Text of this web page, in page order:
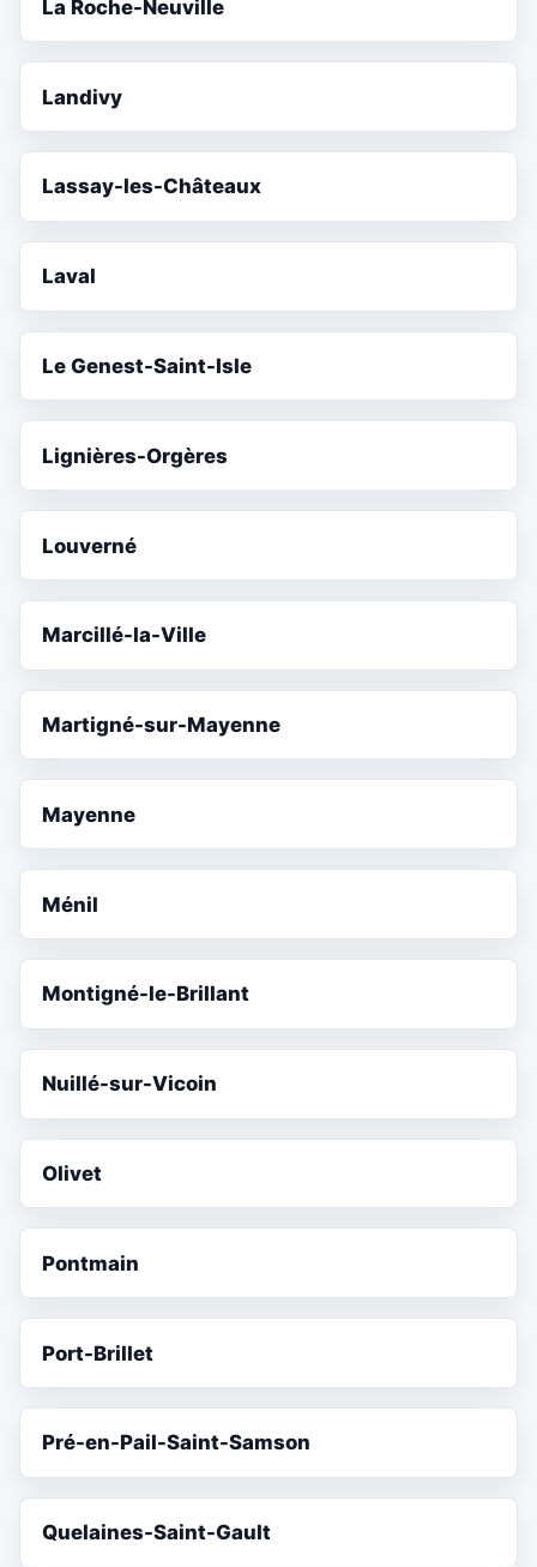
La Roche-Neuville
Landivy
Lassay-les-Châteaux
Laval
Le Genest-Saint-Isle
Lignières-Orgères
Louverné
Marcillé-la-Ville
Martigné-sur-Mayenne
Mayenne
Ménil
Montigné-le-Brillant
Nuillé-sur-Vicoin
Olivet
Pontmain
Port-Brillet
Pré-en-Pail-Saint-Samson
Quelaines-Saint-Gault